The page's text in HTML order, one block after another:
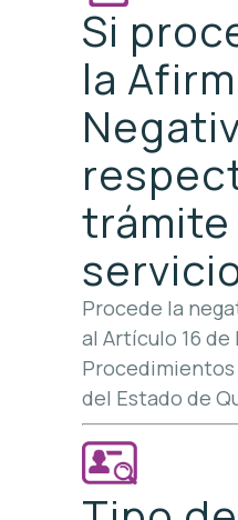
Si
la
trámite
Procede la
al Artículo 16 de
del Estado de